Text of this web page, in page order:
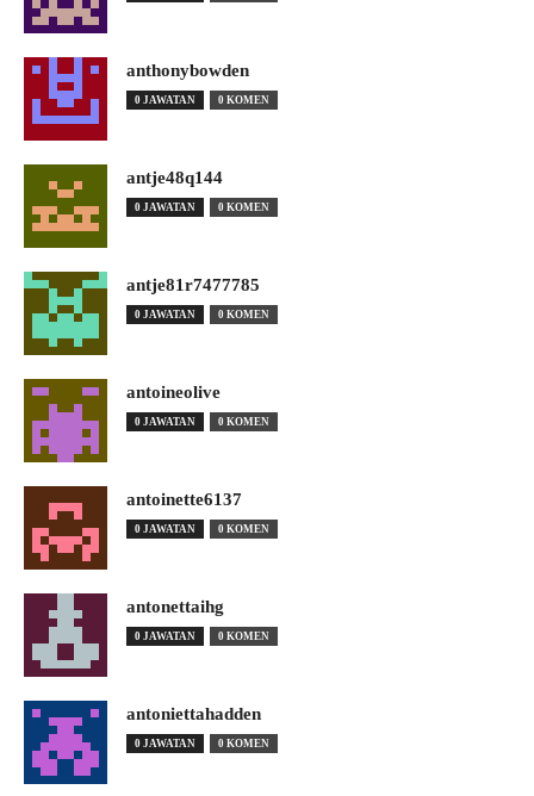
anthonybowden
0 JAWATAN 0 KOMEN
antje48q144
0 JAWATAN 0 KOMEN
antje81r7477785
0 JAWATAN 0 KOMEN
antoineolive
0 JAWATAN 0 KOMEN
antoinette6137
0 JAWATAN 0 KOMEN
antonettaihg
0 JAWATAN 0 KOMEN
antoniettahadden
0 JAWATAN 0 KOMEN